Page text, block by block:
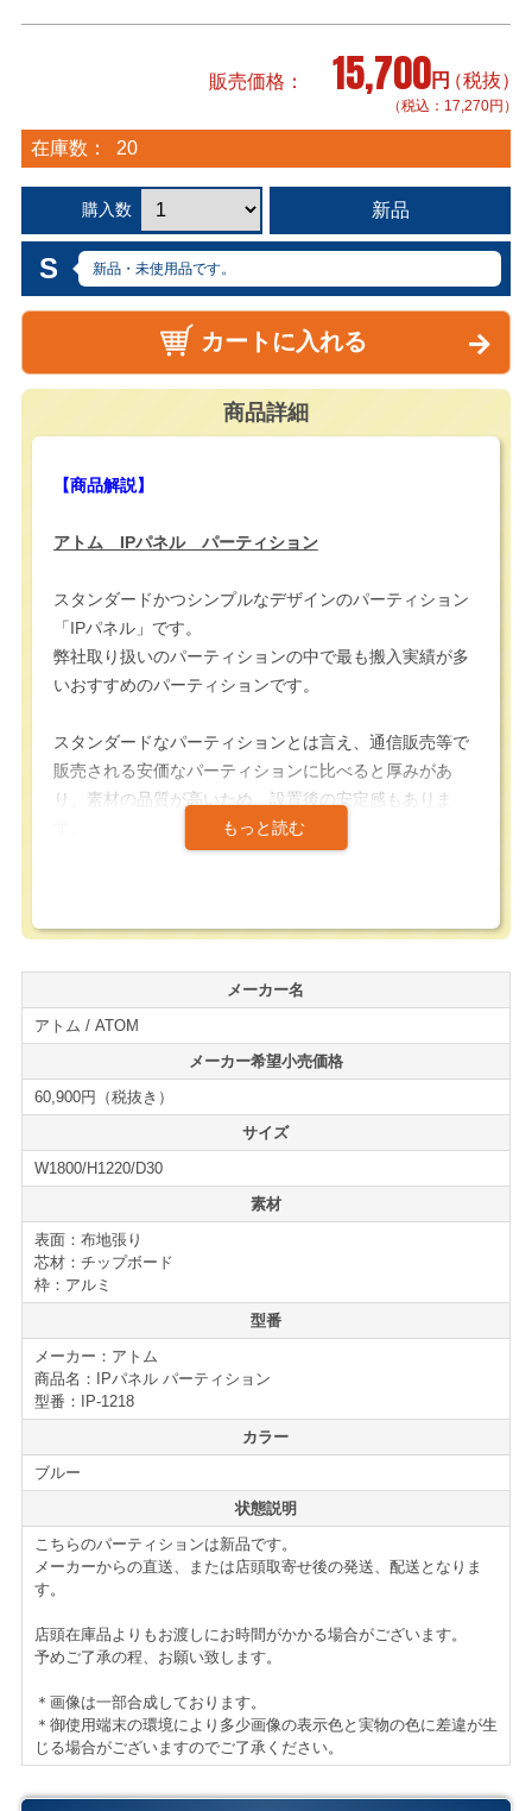
販売価格 15,700円（税抜）
（税込：17,270円）
在庫数： 20
購入数 新品
S 新品・未使用品です。
カートに入れる
商品詳細
【商品解説】
アトム IPパネル パーティション
スタンダードかつシンプルなデザインのパーティション
「IPパネル」です。
弊社取り扱いのパーティションの中で最も搬入実績が多
いおすすめのパーティションです。
スタンダードなパーティションとは言え、通信販売等で
販売される安価なパーティションに比べると厚みがあ
り、素材の品質が高いため、設置後の安定感もありま
要望に沿って組み合わせる事が可能なパーティションで
す。
また、キャスターオプションも用意されており、安定脚
と組み合わせる事で移動式の衝立等にする事も可能にな
っています。
シンプルなデザイン、豊富なサイズラインナップ、充実
したオプションによって弊社の主力パーティションとな
ご希望の寸法・形状から、必要な数の算出致します。お
渡し方法も、販売のみから搬入組立設置までご要望に応
じたお渡し方法でお見積も可能です。
パーティションの新増設、買い替えの際には是非ご検討
下さい。
仕様・付属品
アトム IPパネル パーティション
■W1800
■クロス張り
■アジャスター
オプション
■連結用金具
■コーナー連結用ポール H1220用
■IPシリーズ パーティション一覧はこちら
メーカー名
アトム / ATOM
メーカー希望小売価格
60,900円（税抜き）
サイズ
W1800/H1220/D30
素材
表面：布地張り
芯材：チップボード
枠：アルミ
型番
メーカー：アトム
商品名：IPパネル パーティション
型番：IP-1218
カラー
ブルー
状態説明
こちらのパーティションは新品です。
メーカーからの直送、または店頭取寄せ後の発送、配送となりま
す。
店頭在庫品よりもお渡しにお時間がかかる場合がございます。
予めご了承の程、お願い致します。
＊画像は一部合成しております。
＊御使用端末の環境により多少画像の表示色と実物の色に差違が生
じる場合がございますのでご了承ください。